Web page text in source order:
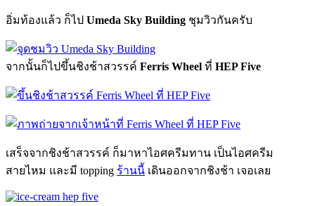
อิ่มท้องแล้ว ก็ไป Umeda Sky Building ชุมวิวกันครับ
จากนั้นก็ไปขึ้นชิงช้าสวรรค์ Ferris Wheel ที่ HEP Five
เสร็จจากชิงช้าสวรรค์ ก็มาหาไอศครีมทาน เป็นไอศครีม
สายไหม และมี topping ร้านนี้ เดินออกจากชิงช้า เจอเลย